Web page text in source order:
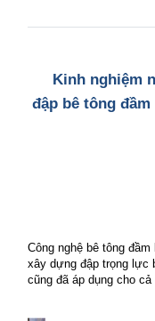
Kinh nghiệm
đập bê tông
Công nghệ bê tông
xây dựng đập trọng
cũng đã áp dụng cho